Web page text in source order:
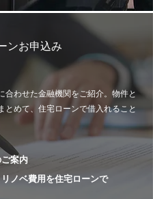
ンお申込み
合わせた金融機関をご紹介。物件と
とめて、住宅ローンで借入れること
ご案内
ノベ費用を住宅ローンで